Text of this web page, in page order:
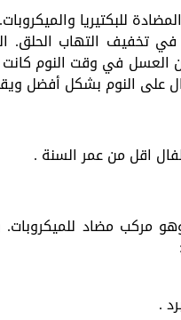
للبكتيريا
تخفيف التهاب
أن 10 جرامات من العسل في
على النوم بشكل أفضل
اقل من عمر السنة .
مركب مضاد
.